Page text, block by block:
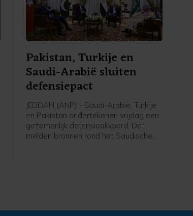
Pakistan, Turkije en
Saudi-Arabië sluiten
defensiepact
JEDDAH (ANP) - Saudi-Arabië, Turkije
en Pakistan ondertekenen vrijdag een
gezamenlijk defensieakkoord. Dat
melden bronnen rond het Saudische